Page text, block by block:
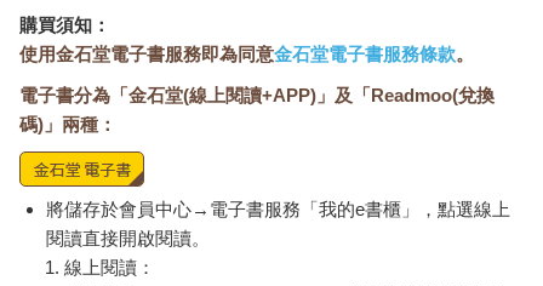
購買須知：
使用金石堂電子書服務即為同意金石堂電子書服務條款。
電子書分為「金石堂(線上閱讀+APP)」及「Readmoo(兌換
碼)」兩種：
將儲存於會員中心→電子書服務「我的e書櫃」，點選線上
閱讀直接開啟閱讀。
線上閱讀：